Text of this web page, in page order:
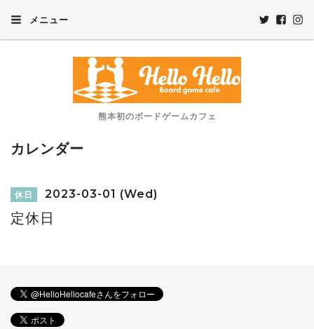
メニュー
熊本初のボードゲームカフェ
カレンダー
休日 2023-03-01 (Wed)
定休日